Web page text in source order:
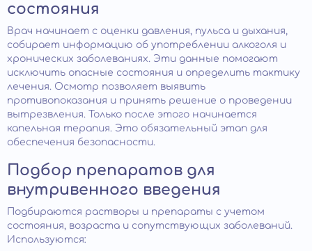
состояния
Врач начинает с оценки давления, пульса и дыхания,
собирает информацию об употреблении алкоголя и
хронических заболеваниях. Эти данные помогают
исключить опасные состояния и определить тактику
лечения. Осмотр позволяет выявить
противопоказания и принять решение о проведении
вытрезвления. Только после этого начинается
капельная терапия. Это обязательный этап для
обеспечения безопасности.
Подбор препаратов для
внутривенного введения
Подбираются растворы и препараты с учетом
состояния, возраста и сопутствующих заболеваний.
Используются: